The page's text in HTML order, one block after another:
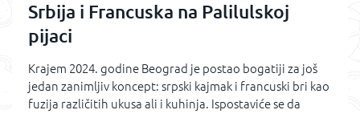
Srbija i Francuska na Palilulskoj
pijaci
Krajem 2024. godine Beograd je postao bogatiji za još
jedan zanimljiv koncept: srpski kajmak i francuski bri kao
fuzija različitih ukusa ali i kuhinja. Ispostaviće se da